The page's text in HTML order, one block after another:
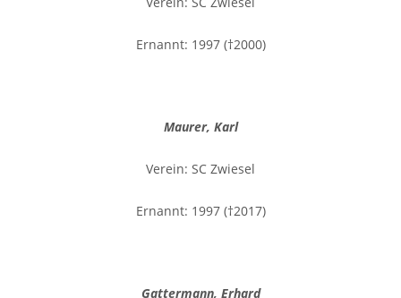
Ernannt: 1997 (†2000)
Maurer, Karl
Verein: SC Zwiesel
Ernannt: 1997 (†2017)
Gattermann, Erhard